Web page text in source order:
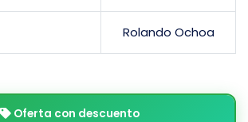
Rolando Ochoa
Oferta con descuento